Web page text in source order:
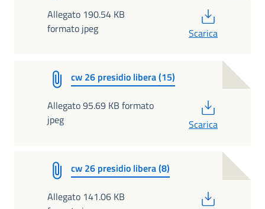
Allegato 190.54 KB
formato jpeg
Scarica
cw 26 presidio libera (15)
Allegato 95.69 KB formato
jpeg
Scarica
cw 26 presidio libera (8)
Allegato 141.06 KB